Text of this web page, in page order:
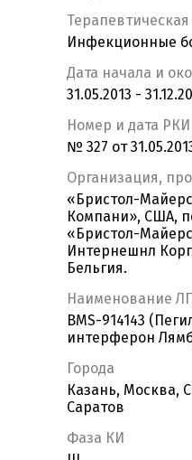
Терапевтическая
Инфекционные
Дата начала и
31.05.2013 -
Номер и дата РКИ
№ 327 от
Организация,
«Бристол-
Компани», США,
«Бристол-
Интернешнл
Бельгия.
Наименование ЛП
BMS-914143
интерферон
Города
Казань, Москва,
Саратов
Фаза КИ